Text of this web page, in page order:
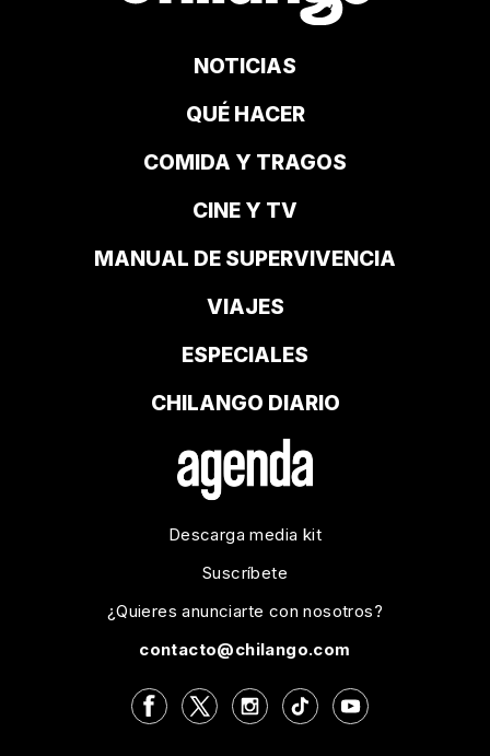
NOTICIAS
QUÉ HACER
COMIDA Y TRAGOS
CINE Y TV
MANUAL DE SUPERVIVENCIA
VIAJES
ESPECIALES
CHILANGO DIARIO
Descarga media kit
Suscríbete
¿Quieres anunciarte con nosotros?
contacto@chilango.com